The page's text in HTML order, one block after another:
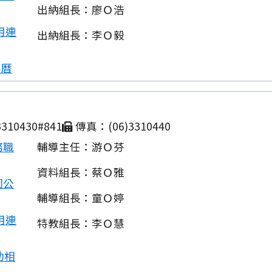
連
出納組長：廖Ｏ浩
出納組長：李Ｏ毅
傳真：(06)3310440
連
相
輔導主任：游Ｏ芬
資料組長：蔡Ｏ雅
輔導組長：童Ｏ婷
特教組長：李Ｏ慧